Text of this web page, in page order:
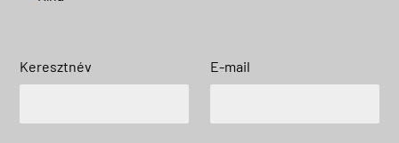
Keresztnév E-mail